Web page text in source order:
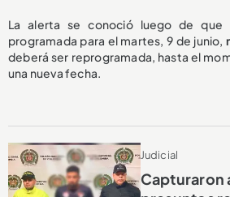
La alerta se conoció luego de que
programada para el martes, 9 de junio,
deberá ser reprogramada, hasta el
una nueva fecha.
Judicial
Capturaron